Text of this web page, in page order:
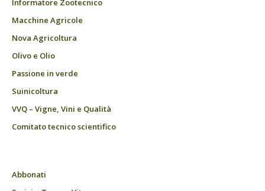
Informatore Zootecnico
Macchine Agricole
Nova Agricoltura
Olivo e Olio
Passione in verde
Suinicoltura
VVQ – Vigne, Vini e Qualità
Comitato tecnico scientifico
Abbonati